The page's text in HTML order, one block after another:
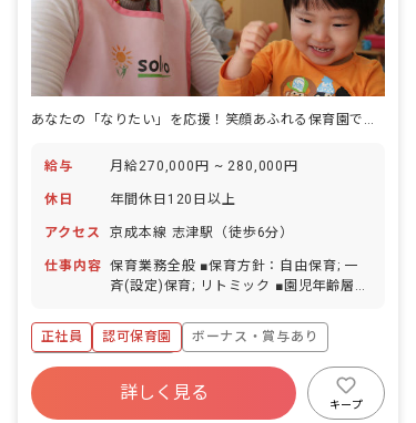
給与 月給270,000円 ~ 280,000円
休日 年間休日120日以上
アクセス 京成本線 志津駅（徒歩6分）
仕事内容 保育業務全般 ■保育方針：自由保育; 一
斉(設定)保育; リトミック ■園児年齢層：
保護者との連絡アプリ導入：あり ■園庭
有無：あり
正社員 認可保育園
ボーナス・賞与あり
年間休日120日以上
寮・住宅・家賃補助あり
社会保険完備
詳しく見る
キープ